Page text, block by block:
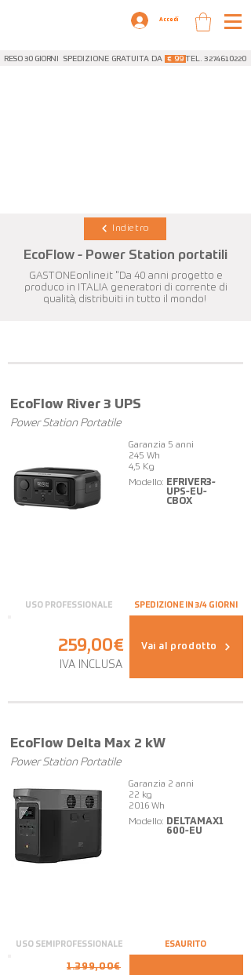
Accedi
RESO 30 GIORNI SPEDIZIONE GRATUITA DA € 99TEL. 3274610220
Indietro
EcoFlow - Power Station portatili
GASTONEonline.it "Da 40 anni progetto e
produco in ITALIA generatori di corrente di
qualità, distribuiti in tutto il mondo!
EcoFlow River 3 UPS
Power Station Portatile
Garanzia 5 anni
245 Wh
4,5 Kg
Modello: EFRIVER3-
UPS-EU-
CBOX
USO PROFESSIONALE SPEDIZIONE IN 3/4 GIORNI
259,00€
IVA INCLUSA
Vai al prodotto
EcoFlow Delta Max 2 kW
Power Station Portatile
Garanzia 2 anni
22 kg
2016 Wh
Modello: DELTAMAX1
600-EU
USO SEMIPROFESSIONALE ESAURITO
1.399,00€